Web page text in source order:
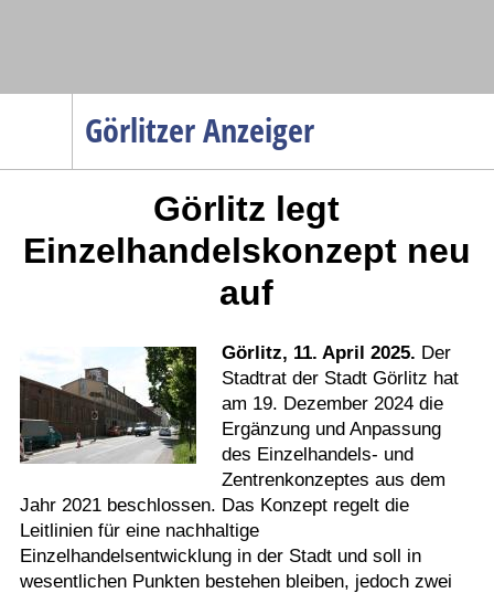
Görlitzer Anzeiger
Gesellschaft
Verkehr
Gesundheit
Kultur
Termine
Kostenlos
Görlitz legt
Einzelhandelskonzept neu
auf
Görlitz, 11. April 2025. Der
Stadtrat der Stadt Görlitz hat
am 19. Dezember 2024 die
Ergänzung und Anpassung
des Einzelhandels- und
Zentrenkonzeptes aus dem
Jahr 2021 beschlossen. Das Konzept regelt die
Leitlinien für eine nachhaltige
Einzelhandelsentwicklung in der Stadt und soll in
wesentlichen Punkten bestehen bleiben, jedoch zwei